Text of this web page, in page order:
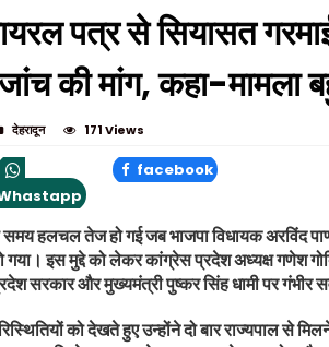
पत्र से सियासत
की मांग, कहा-मामला
देहरादून 171 Views
facebook
समय हलचल तेज हो गई जब भाजपा विधायक अरविंद
इस मुद्दे को लेकर कांग्रेस प्रदेश अध्यक्ष गणेश
सरकार और मुख्यमंत्री पुष्कर सिंह धामी पर
को देखते हुए उन्होंने दो बार राज्यपाल से